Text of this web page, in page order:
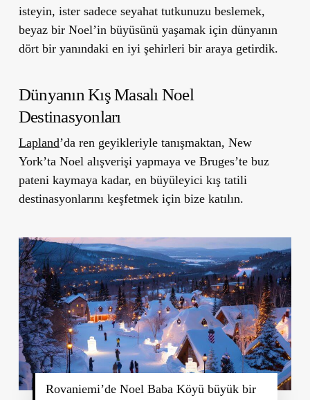
isteyin, ister sadece seyahat tutkunuzu beslemek,
beyaz bir Noel’in büyüsünü yaşamak için dünyanın
dört bir yanındaki en iyi şehirleri bir araya getirdik.
Dünyanın Kış Masalı Noel
Destinasyonları
Lapland’da ren geyikleriyle tanışmaktan, New
York’ta Noel alışverişi yapmaya ve Bruges’te buz
pateni kaymaya kadar, en büyüleyici kış tatili
destinasyonlarını keşfetmek için bize katılın.
Rovaniemi’de Noel Baba Köyü büyük bir